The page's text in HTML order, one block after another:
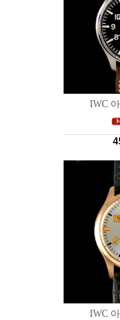
IWC
IWC